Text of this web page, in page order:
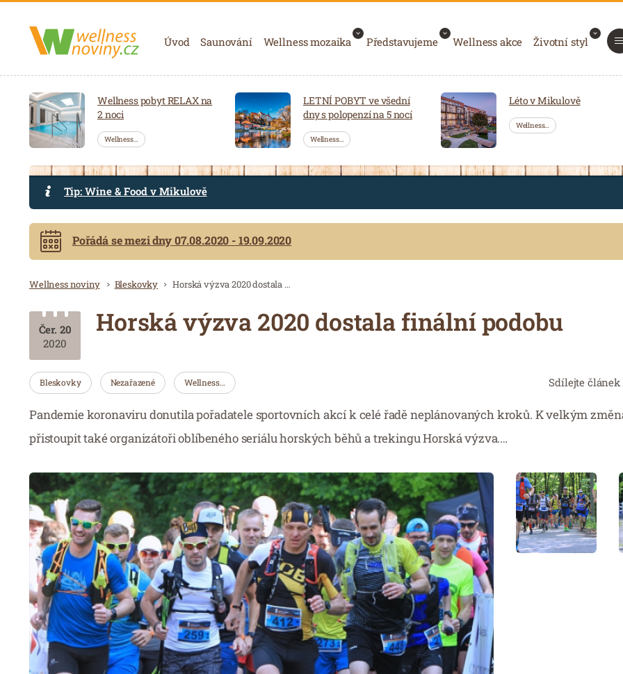
Navigace
Úvod Saunování Wellness mozaika Představujeme Wellness akce Životní styl
Wellness pobyt RELAX na
2 noci
Wellness…
LETNÍ POBYT ve všední
dny s polopenzí na 5 nocí
Wellness…
Léto v Mikulově
Wellness…
Tip: Wine & Food v Mikulově
Pořádá se mezi dny 07.08.2020 - 19.09.2020
Drobečková navigace
Wellness noviny Bleskovky Horská výzva 2020 dostala finální podobu
Čer. 20
2020
Horská výzva 2020 dostala finální podobu
Sdílejte článek
Bleskovky Nezařazené Wellness…
Pandemie koronaviru donutila pořadatele sportovních akcí k celé řadě neplánovaných kroků. K velkým
přistoupit také organizátoři oblíbeného seriálu horských běhů a trekingu Horská výzva.…